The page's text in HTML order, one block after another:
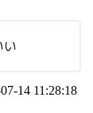
14 11:28:18